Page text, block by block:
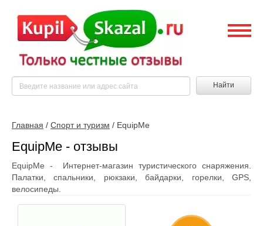
Найти
Главная / Спорт и туризм / EquipMe
EquipMe - отзывы
EquipMe - Интернет-магазин туристического снаряжения.
Палатки, спальники, рюкзаки, байдарки, горелки, GPS,
велосипеды.